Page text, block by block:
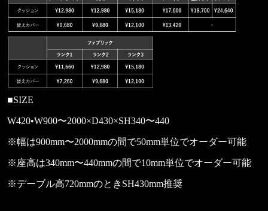
■SIZE
W420•W900〜2000×D430×SH340〜440
※幅は900mm〜2000mmの間で50mm単位でオーダー可能
※座高は340mm〜440mmの間で10mm単位でオーダー可能
※デーブル高720mmのときSH430mm推奨